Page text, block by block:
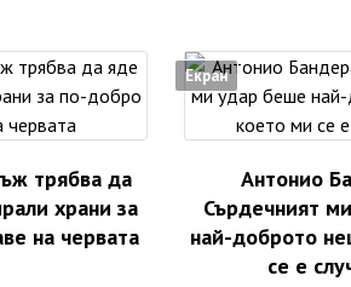
трябва да
храни за
на червата
Екран
Антонио
Сърдечният
най-доброто
се е